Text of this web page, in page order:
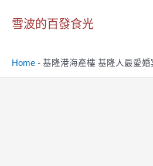
雪波的百發食光
Home - 基隆港海產樓 基隆人最愛婚